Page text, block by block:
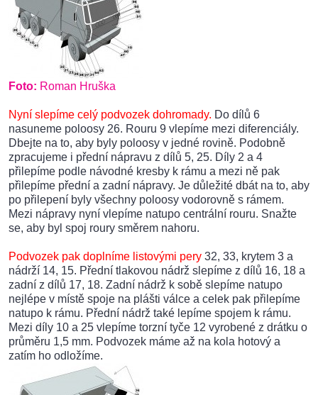
Foto: Roman Hruška
Nyní slepíme celý podvozek dohromady. Do dílů 6
nasuneme poloosy 26. Rouru 9 vlepíme mezi diferenciály.
Dbejte na to, aby byly poloosy v jedné rovině. Podobně
zpracujeme i přední nápravu z dílů 5, 25. Díly 2 a 4
přilepíme podle návodné kresby k rámu a mezi ně pak
přilepíme přední a zadní nápravy. Je důležité dbát na to, aby
po přilepení byly všechny poloosy vodorovně s rámem.
Mezi nápravy nyní vlepíme natupo centrální rouru. Snažte
se, aby byl spoj roury směrem nahoru.
Podvozek pak doplníme listovými pery 32, 33, krytem 3 a
nádrží 14, 15. Přední tlakovou nádrž slepíme z dílů 16, 18 a
zadní z dílů 17, 18. Zadní nádrž k sobě slepíme natupo
nejlépe v místě spoje na plášti válce a celek pak přilepíme
natupo k rámu. Přední nádrž také lepíme spojem k rámu.
Mezi díly 10 a 25 vlepíme torzní tyče 12 vyrobené z drátku o
průměru 1,5 mm. Podvozek máme až na kola hotový a
zatím ho odložíme.